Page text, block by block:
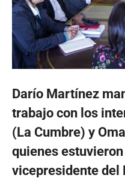
Darío Martínez
trabajo con los
(La Cumbre) y
quienes
vicepresidente del